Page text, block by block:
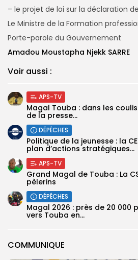
COMMUNIQUE
– le projet de loi sur la déclaration
Le Ministre de la Formation
Porte-parole du Gouvernement
Amadou Moustapha Njekk SARRE
Voir aussi :
APS-TV
Magal Touba : dans les
de la presse...
DÉPÊCHES
Politique de la jeunesse : la
plan d’actions stratégiques...
APS-TV
Grand Magal de Touba : La
pèlerins
DÉPÊCHES
Magal 2026 : près de 20 000
vers Touba en...